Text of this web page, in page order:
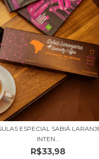
ESPECIAL SABIÁ
INTEN...
R$33,98